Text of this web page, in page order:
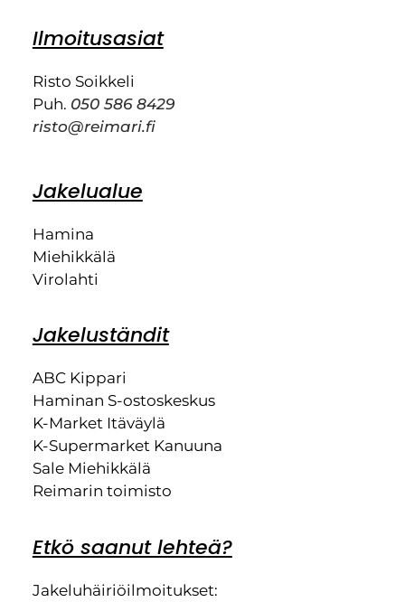
Ilmoitusasiat
Risto Soikkeli
Puh. 050 586 8429
risto@reimari.fi
Jakelualue
Hamina
Miehikkälä
Virolahti
Jakeluständit
ABC Kippari
Haminan S-ostoskeskus
K-Market Itäväylä
K-Supermarket Kanuuna
Sale Miehikkälä
Reimarin toimisto
Etkö saanut lehteä?
Jakeluhäiriöilmoitukset: